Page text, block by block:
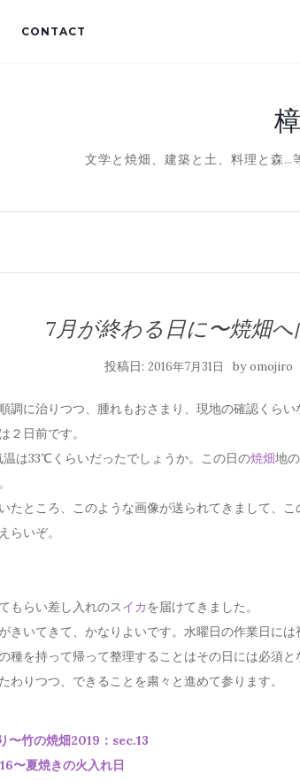
CONTACT
文学と焼畑、建築と土、料理と森…
7月が終わる日に〜焼畑
投稿日: 2016年7月31日 byomojiro
調に治りつつ、腫れもおさまり、現地の確認くら
２日前です。
は33℃くらいだったでしょうか。この日の焼畑地
たところ、このような画像が送られてきまして、
らいぞ。
もらい差し入れのスイカを届けてきました。
がきいてきて、かなりよいです。水曜日の作業日に
種を持って帰って整理することはその日には必須と
わりつつ、できることを粛々と進めて参ります。
〜竹の焼畑2019：sec.13
〜夏焼きの火入れ日